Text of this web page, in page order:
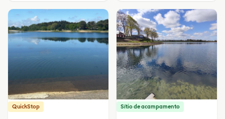
QuickStop Sítio de acampamento